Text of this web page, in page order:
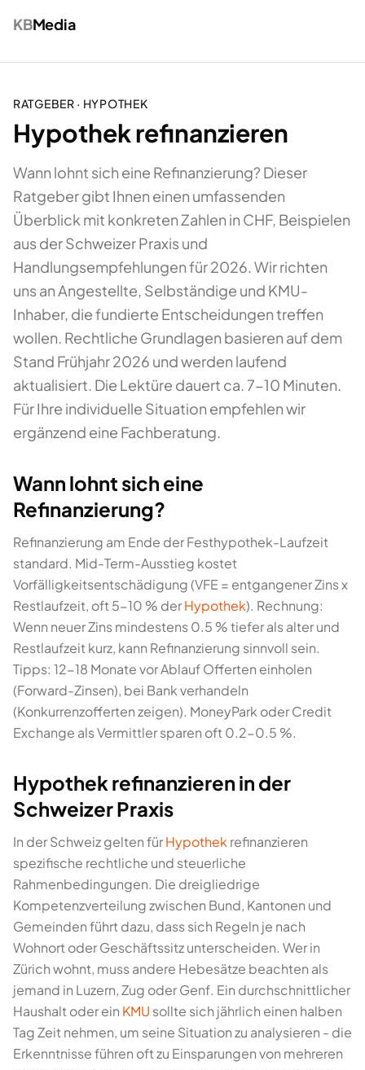
KBMedia
RATGEBER · HYPOTHEK
Hypothek refinanzieren
Wann lohnt sich eine Refinanzierung? Dieser
Ratgeber gibt Ihnen einen umfassenden
Überblick mit konkreten Zahlen in CHF, Beispielen
aus der Schweizer Praxis und
Handlungsempfehlungen für 2026. Wir richten
uns an Angestellte, Selbständige und KMU-
Inhaber, die fundierte Entscheidungen treffen
wollen. Rechtliche Grundlagen basieren auf dem
Stand Frühjahr 2026 und werden laufend
aktualisiert. Die Lektüre dauert ca. 7-10 Minuten.
Für Ihre individuelle Situation empfehlen wir
ergänzend eine Fachberatung.
Wann lohnt sich eine
Refinanzierung?
Refinanzierung am Ende der Festhypothek-Laufzeit
standard. Mid-Term-Ausstieg kostet
Vorfälligkeitsentschädigung (VFE = entgangener Zins x
Restlaufzeit, oft 5-10 % derHypothek). Rechnung:
Wenn neuer Zins mindestens 0.5 % tiefer als alter und
Restlaufzeit kurz, kann Refinanzierung sinnvoll sein.
Tipps: 12-18 Monate vor Ablauf Offerten einholen
(Forward-Zinsen), bei Bank verhandeln
(Konkurrenzofferten zeigen). MoneyPark oder Credit
Exchange als Vermittler sparen oft 0.2-0.5 %.
Hypothek refinanzieren in der
Schweizer Praxis
In der Schweiz gelten fürHypothek refinanzieren
spezifische rechtliche und steuerliche
Rahmenbedingungen. Die dreigliedrige
Kompetenzverteilung zwischen Bund, Kantonen und
Gemeinden führt dazu, dass sich Regeln je nach
Wohnort oder Geschäftssitz unterscheiden. Wer in
Zürich wohnt, muss andere Hebesätze beachten als
jemand in Luzern, Zug oder Genf. Ein durchschnittlicher
Haushalt oder ein KMU sollte sich jährlich einen halben
Tag Zeit nehmen, um seine Situation zu analysieren - die
Erkenntnisse führen oft zu Einsparungen von mehreren